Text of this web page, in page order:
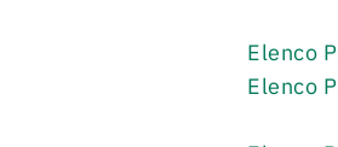
Elenco
Elenco